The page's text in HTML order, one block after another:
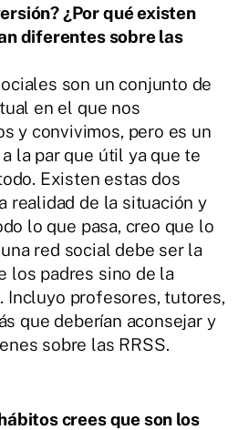
¿Porqué existen
diferentes sobre las
son un conjunto de
en el que nos
y convivimos, pero es un
la par que útil ya que te
Existen estas dos
realidad de la situación y
lo que pasa, creo que lo
red social debe ser la
los padres sino de la
Incluyo profesores, tutores,
que deberían aconsejar y
sobre las RRSS.
crees que son los